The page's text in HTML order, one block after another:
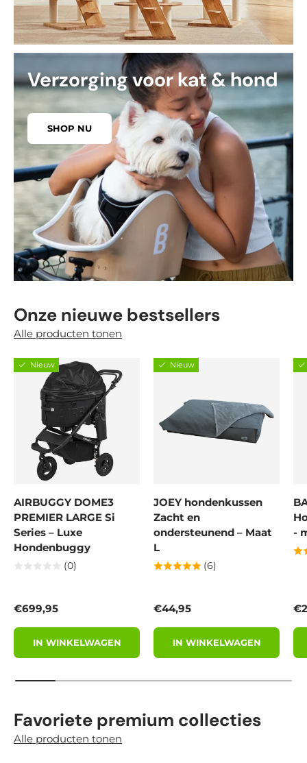
Verzorging voor kat & hond
SHOP NU
Onze nieuwe bestsellers
Alle producten tonen
Nieuw
AIRBUGGY DOME3
PREMIER LARGE Si
Series – Luxe
Hondenbuggy
(0)
Reguliere prijs
€699,95
IN WINKELWAGEN
Nieuw
JOEY hondenkussen
Zacht en
ondersteunend – Maat
L
(6)
Reguliere prijs
€44,95
IN WINKELWAGEN
-
Favoriete premium collecties
Alle producten tonen